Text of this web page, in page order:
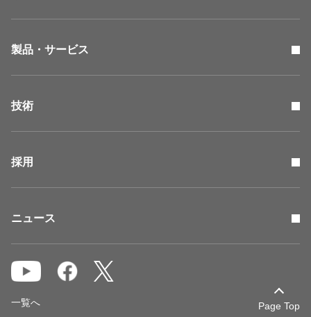
製品・サービス
技術
採用
ニュース
Page Top
一覧へ